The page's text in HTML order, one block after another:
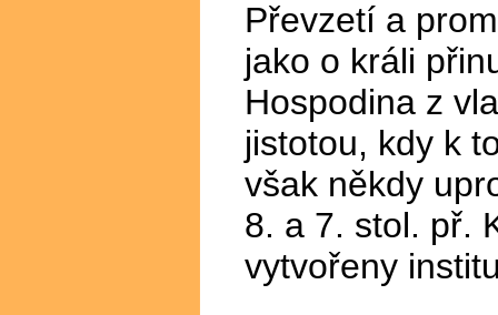
Převzetí a
jako o králi
Hospodina z
jistotou, kdy k
však někdy
8. a 7. stol. př.
vytvořeny